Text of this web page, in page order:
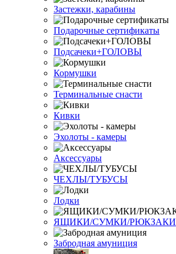
Застежки, карабины
Подарочные сертификаты
Подсачеки+ГОЛОВЫ
Кормушки
Терминальные снасти
Кивки
Эхолоты - камеры
Аксессуары
ЧЕХЛЫ/ТУБУСЫ
Лодки
ЯЩИКИ/СУМКИ/РЮКЗАКИ
Забродная амуниция